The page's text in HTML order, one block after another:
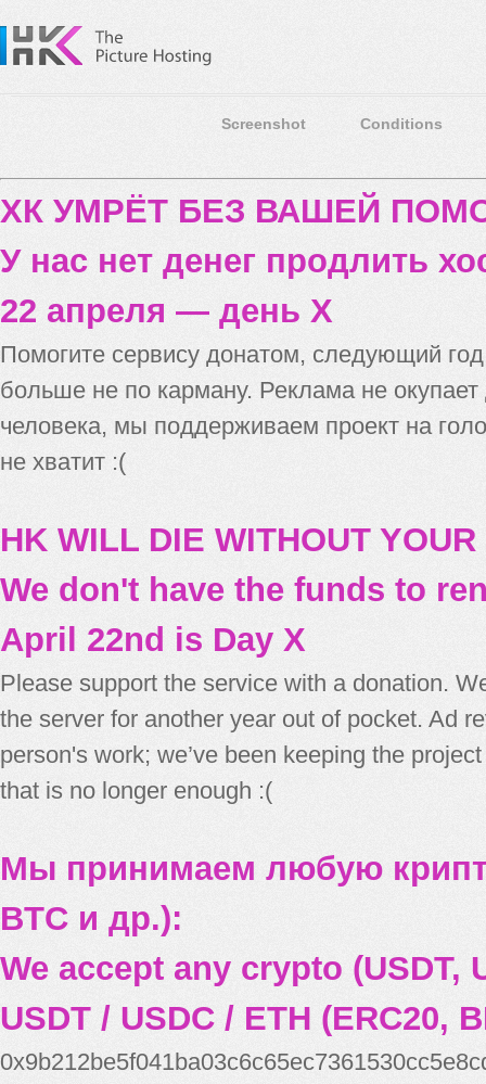
Screenshot Conditions
ХК УМРЁТ БЕЗ ВАШЕЙ
У нас нет денег продлить
22 апреля — день X
Помогите сервису донатом, следующий
больше не по карману. Реклама не
человека, мы поддерживаем проект на
не хватит :(
HK WILL DIE WITHOUT
We don't have the funds to
April 22nd is Day X
Please support the service with a donation.
the server for another year out of pocket. Ad
person's work; we’ve been keeping the
that is no longer enough :(
Мы принимаем любую
BTC и др.):
We accept any crypto (USDT,
USDT / USDC / ETH (ERC20,